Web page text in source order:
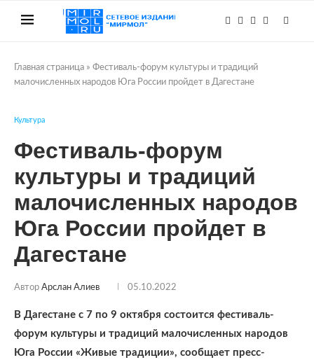
Главная страница » Фестиваль-форум культуры и традиций
малочисленных народов Юга России пройдет в Дагестане
Культура
Фестиваль-форум
культуры и традиций
малочисленных народов
Юга России пройдет в
Дагестане
Автор Арслан Алиев 05.10.2022
В Дагестане с 7 по 9 октября состоится фестиваль-
форум культуры и традиций малочисленных народов
Юга России «Живые традиции», сообщает пресс-